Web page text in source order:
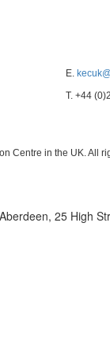
E.
T. +44
Centre in the UK. All
25 High